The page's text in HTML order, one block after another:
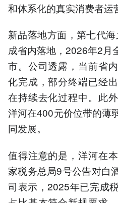
和体系化的真实消费者运
新品落地方面，第七代
成省内落地，2026年2月
市。公司透露，当前省
化完成，部分终端已经
在持续去化过程中。此
洋河在400元价位带的薄
同发展。
值得注意的是，洋河在
家税务总局9号公告对白
司表示，2025年已完成